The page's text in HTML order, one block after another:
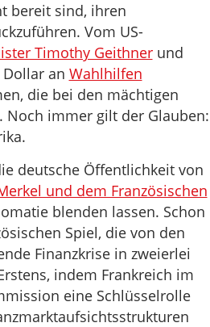
bereit sind, ihren
Vom US-
Timothy Geithnerund
an Wahlhilfen
die bei den mächtigen
. Noch immer gilt der Glauben:
deutsche Öffentlichkeit von
und dem Französischen
blenden lassen. Schon
Spiel, die von den
Finanzkrise in zweierlei
indem Frankreich im
eine Schlüsselrolle